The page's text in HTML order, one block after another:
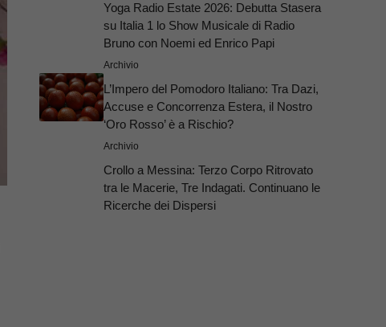
Yoga Radio Estate 2026: Debutta Stasera
su Italia 1 lo Show Musicale di Radio
Bruno con Noemi ed Enrico Papi
Archivio
L’Impero del Pomodoro Italiano: Tra Dazi,
Accuse e Concorrenza Estera, il Nostro
‘Oro Rosso’ è a Rischio?
Archivio
Crollo a Messina: Terzo Corpo Ritrovato
tra le Macerie, Tre Indagati. Continuano le
Ricerche dei Dispersi